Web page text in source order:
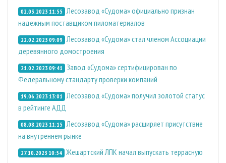
02.03.2023 11:55 Лесозавод «Судома» официально признан
надежным поставщиком пиломатериалов
22.02.2023 09:09 Лесозавод «Судома» стал членом Ассоциации
деревянного домостроения
21.02.2023 09:41 Завод «Судома» сертифицирован по
Федеральному стандарту проверки компаний
19.06.2023 13:01 Лесозавод «Судома» получил золотой статус
в рейтинге АДД
08.08.2023 11:15 Лесозавод «Судома» расширяет присутствие
на внутреннем рынке
27.10.2023 10:54 Жешартский ЛПК начал выпускать террасную